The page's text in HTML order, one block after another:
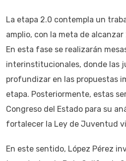
La etapa 2.0 contempla un
amplio, con la meta de
En esta fase se realizarán
interinstitucionales, donde las
profundizar en las propuestas
etapa. Posteriormente, estas
Congreso del Estado para su
fortalecer la Ley de Juventud
En este sentido, López Pérez